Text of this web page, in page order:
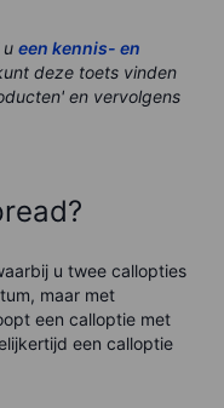
u een kennis- en
deze toets vinden
en vervolgens
u twee callopties
maar met
een calloptie met
een calloptie